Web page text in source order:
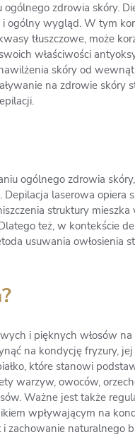
zdrowia skóry.
ogólny wygląd. W tym
tłuszczowe, może
właściwości
skóry od
na zdrowie
ogólnego zdrowia
laserowa
struktury
też, w kontekście
usuwania owłosienia
i pięknych włosów
na kondycję fryzury,
które stanowi
warzyw, owoców,
Ważne jest także
wpływającym na
zachowanie naturalnego